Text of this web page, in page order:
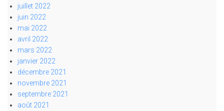
juillet 2022
juin 2022
mai 2022
avril 2022
mars 2022
janvier 2022
décembre 2021
novembre 2021
septembre 2021
août 2021